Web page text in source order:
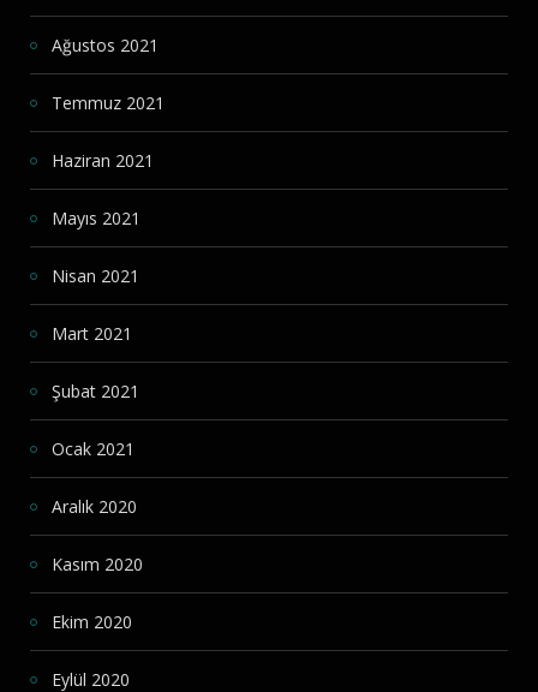
Ağustos 2021
Temmuz 2021
Haziran 2021
Mayıs 2021
Nisan 2021
Mart 2021
Şubat 2021
Ocak 2021
Aralık 2020
Kasım 2020
Ekim 2020
Eylül 2020